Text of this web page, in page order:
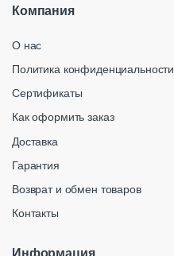
Компания
О нас
Политика конфиденциальности
Сертификаты
Как оформить заказ
Доставка
Гарантия
Возврат и обмен товаров
Контакты